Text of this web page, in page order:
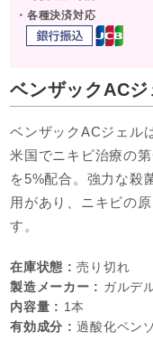
・各種決済対応
ベンザックAC
ベンザックACジェル
米国でニキビ治療の
を5%配合。強力な殺
用があり、ニキビの
す。
在庫状態 :売り切れ
製造メーカー : ガルデ
内容量 : 1本
有効成分 :過酸化ベン